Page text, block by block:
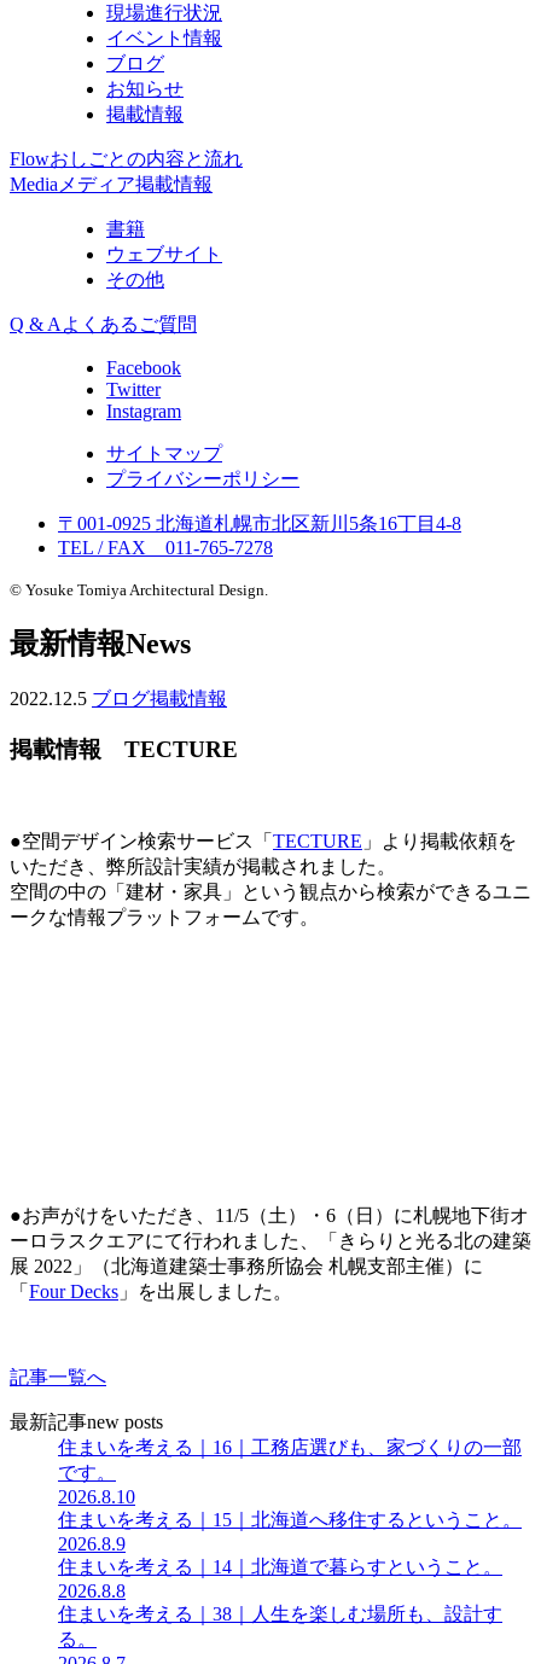
現場進行状況
イベント情報
ブログ
お知らせ
掲載情報
Flowおしごとの内容と流れ
Media メディア掲載情報
書籍
ウェブサイト
その他
Q & A よくあるご質問
Facebook
Twitter
Instagram
サイトマップ
プライバシーポリシー
〒001-0925 北海道札幌市北区新川5条16丁目4-8
TEL / FAX 011-765-7278
© Yosuke Tomiya Architectural Design.
最新情報News
2022.12.5 ブログ掲載情報
掲載情報 TECTURE
●空間デザイン検索サービス「 TECTURE 」より掲載依頼を
いただき、弊所設計実績が掲載されました。
空間の中の「建材・家具」という観点から検索ができるユニ
ークな情報プラットフォームです。
●お声がけをいただき、11/5（土）・6（日）に札幌地下街オ
ーロラスクエアにて行われました、「きらりと光る北の建築
展 2022」（北海道建築士事務所協会 札幌支部主催）に
「 Four Decks 」を出展しました。
記事一覧へ
最新記事new posts
住まいを考える｜16｜工務店選びも、家づくりの一部
です。
2026.8.10
住まいを考える｜15｜北海道へ移住するということ。
2026.8.9
住まいを考える｜14｜北海道で暮らすということ。
2026.8.8
住まいを考える｜38｜人生を楽しむ場所も、設計す
る。